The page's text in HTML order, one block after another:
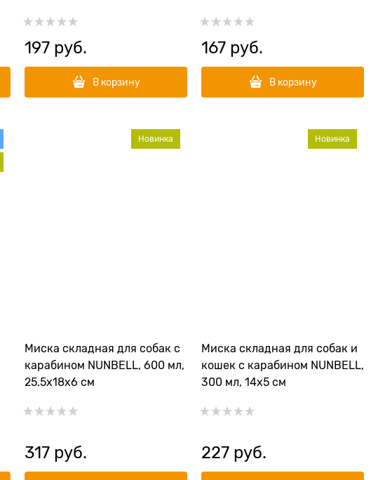
197 руб.
В корзину
167 руб.
В корзину
Миска складная для собак с
карабином NUNBELL, 600 мл,
25.5х18х6 см
Новинка
317 руб.
Миска складная для собак и
кошек с карабином NUNBELL,
300 мл, 14х5 см
Новинка
227 руб.